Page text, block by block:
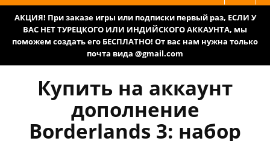
АКЦИЯ! При заказе игры или подписки первый раз, ЕСЛИ У
ВАС НЕТ ТУРЕЦКОГО ИЛИ ИНДИЙСКОГО АККАУНТА, мы
поможем создать его БЕСПЛАТНО! От вас нам нужна только
почта вида @gmail.com
Купить на аккаунт
дополнение
Borderlands 3: набор